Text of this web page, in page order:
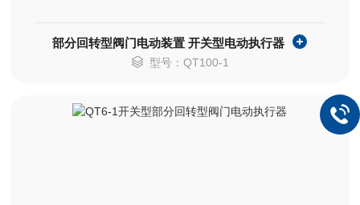
部分回转型阀门电动装置 开关型电动执行器
型号：QT100-1